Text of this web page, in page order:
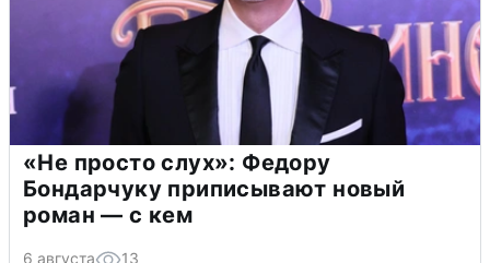
«Не просто слух»: Федору
Бондарчуку приписывают новый
роман — с кем
6 августа 13